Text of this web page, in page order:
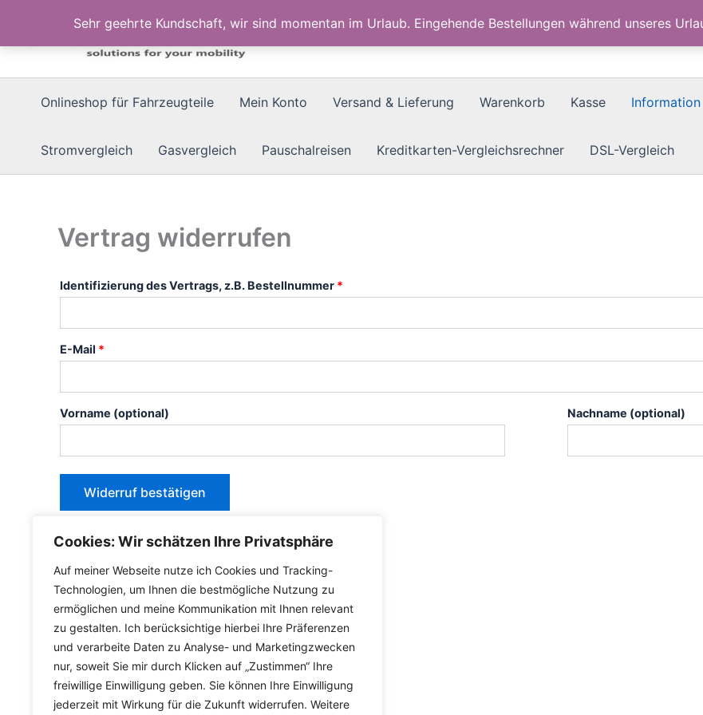
Cookies: Wir schätzen Ihre Privatsphäre
Auf meiner Webseite nutze ich Cookies und Tracking-
Technologien, um Ihnen die bestmögliche Nutzung zu
ermöglichen und meine Kommunikation mit Ihnen relevant
zu gestalten. Ich berücksichtige hierbei Ihre Präferenzen
und verarbeite Daten zu Analyse- und Marketingzwecken
nur, soweit Sie mir durch Klicken auf „Zustimmen“ Ihre
freiwillige Einwilligung geben. Sie können Ihre Einwilligung
jederzeit mit Wirkung für die Zukunft widerrufen. Weitere
Sehr geehrte Kundschaft, wir sind momentan im Urlaub. Eingehende Bestellungen während unseres
springen
Onlineshop für Fahrzeugteile Mein Konto Versand & Lieferung Warenkorb Kasse Information
Stromvergleich Gasvergleich Pauschalreisen Kreditkarten-Vergleichsrechner DSL-Vergleich
Vertrag widerrufen
Identifizierung des Vertrags, z.B. Bestellnummer *
E-Mail *
E
M
a
(
w
i
e
d
h
Vorname (optional) Nachname (optional)
Widerruf bestätigen